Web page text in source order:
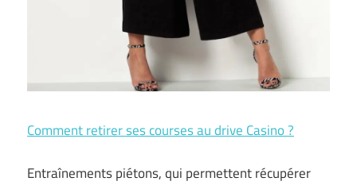
Comment retirer ses courses au drive Casino ?
Entraînements piétons, qui permettent récupérer